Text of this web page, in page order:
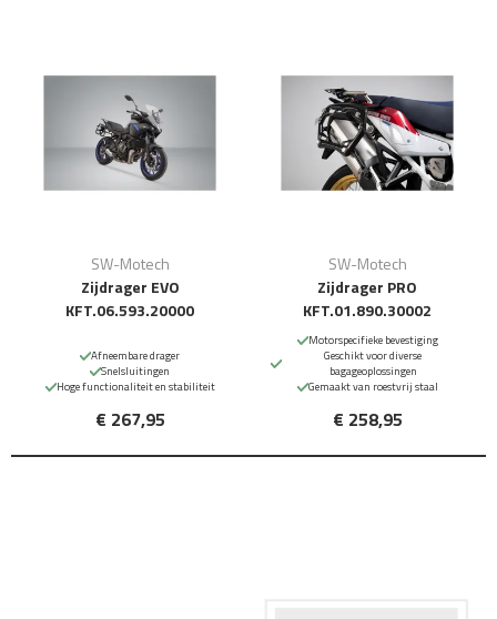
SW-Motech
Zijdrager EVO
KFT.06.593.20000
Afneembare drager
Snelsluitingen
Hoge functionaliteit en stabiliteit
€ 267,95
SW-Motech
Zijdrager PRO
KFT.01.890.30002
Motorspecifieke bevestiging
Geschikt voor diverse
bagageoplossingen
Gemaakt van roestvrij staal
€ 258,95